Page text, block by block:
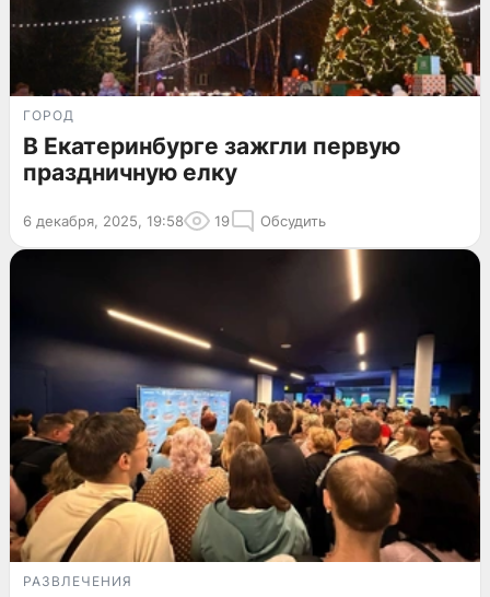
ГОРОД
В Екатеринбурге зажгли первую
праздничную елку
6 декабря, 2025, 19:58 19 Обсудить
РАЗВЛЕЧЕНИЯ